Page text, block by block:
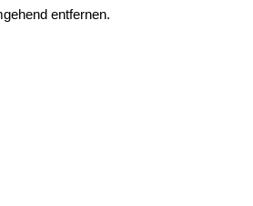
entfernen.